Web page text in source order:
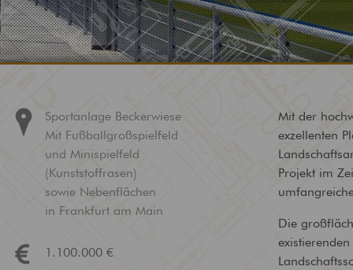
Technische
Gebäudeausrüstung
Ausstattung von Gebäuden
mit zeitgemäßer
Brandschutz
Bewertung und
baulichem Brandschutz
Sportanlage Beckerwiese
Mit Fußballgroßspielfeld
und Minispielfeld
(Kunststoffrasen)
sowie Nebenflächen
in Frankfurt am Main
1.100.000 €
Mit der
exzellenten
Projekt im
Die